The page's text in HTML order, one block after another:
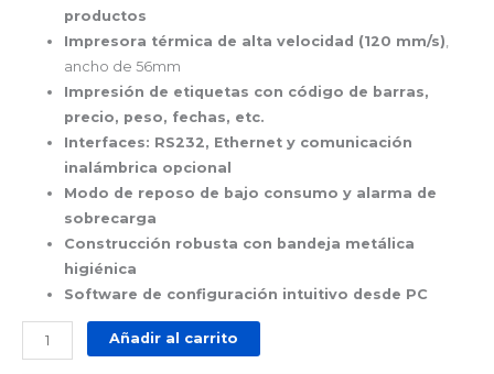
productos
Impresora térmica de alta velocidad (120 mm/s)
ancho de 56mm
Impresión de etiquetas con código de barras,
precio, peso, fechas, etc.
Interfaces: RS232, Ethernet y comunicación
inalámbrica opcional
Modo de reposo de bajo consumo y alarma de
sobrecarga
Construcción robusta con bandeja metálica
higiénica
Software de configuración intuitivo desde PC
Añadir al carrito